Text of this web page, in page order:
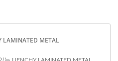
LAMINATED METAL
LIENCHY LAMINATED METAL